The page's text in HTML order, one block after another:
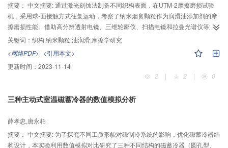
摘要： 中文摘要: 通过激光刻蚀法制备不同织构表面，在UTM-2摩擦磨损试验
机，采用球-面接触方式往复运动，考察了纳米烟炱颗粒作为润滑油添加剂的摩
擦磨损性能。借助高分辨透射电镜、三维轮廓仪、扫描电镜和拉曼光谱仪等测
试设备，分析了其纳米烟炱颗粒在织构表面的摩擦学机理。结果表明: 部分织构
会增加摩擦系数，但磨损率却显著减小；织构的面积率越高，抗磨性能越优
异。纳米烟炱颗粒加入后，试样的磨损明显减轻，这归因于烟炱颗粒的自润滑
性能以及织构微坑储存纳米颗粒、润滑油的功能。表面织构与纳米烟炱颗粒的
关键词： 织构;纳米颗粒;油润滑;摩擦学研究
<网络PDF> <引用本文>
更新时间： 2023-11-14
2
| 2 | 0
三种主动式室温磁蓄冷器的数值模拟分析
薛孝忠,唐永柏
摘要： 中文摘要: 为了探究不同工质形貌对磁制冷系统的影响，优化磁蓄冷器结
构设计，本实验利用数值模拟对比研究了三种不同结构的磁蓄冷器（圆孔型、